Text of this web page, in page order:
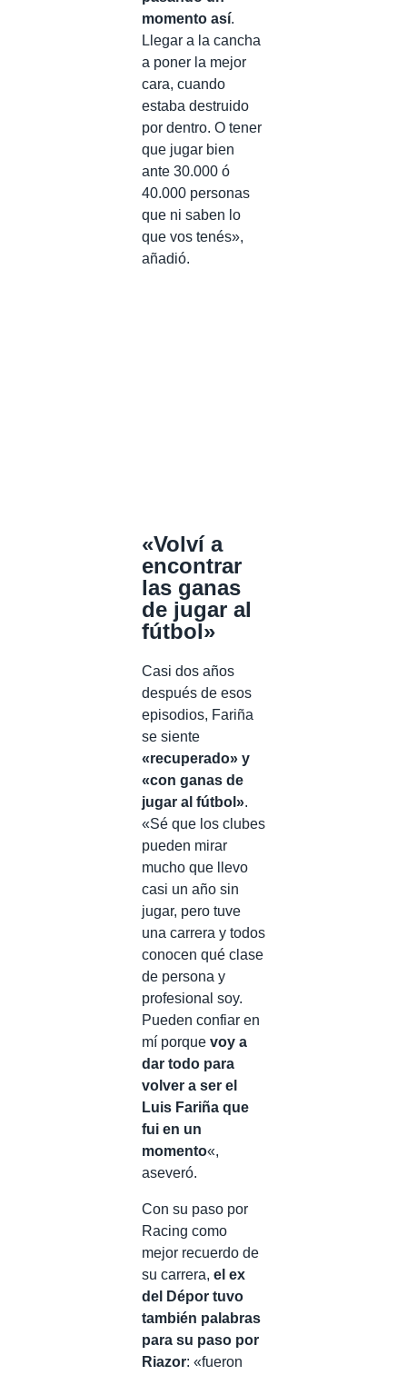
momento así.
Llegar a la cancha
a poner la mejor
cara, cuando
estaba destruido
por dentro. O tener
que jugar bien
ante 30.000 ó
40.000 personas
que ni saben lo
que vos tenés»,
añadió.
«Volví a
encontrar
las ganas
de jugar al
fútbol»
Casi dos años
después de esos
episodios, Fariña
se siente
«recuperado» y
«con ganas de
jugar al fútbol».
«Sé que los clubes
pueden mirar
mucho que llevo
casi un año sin
jugar, pero tuve
una carrera y todos
conocen qué clase
de persona y
profesional soy.
Pueden confiar en
mí porque voy a
dar todo para
volver a ser el
Luis Fariña que
fui en un
momento«,
aseveró.
Con su paso por
Racing como
mejor recuerdo de
su carrera, el ex
del Dépor tuvo
también palabras
para su paso por
Riazor: «fueron